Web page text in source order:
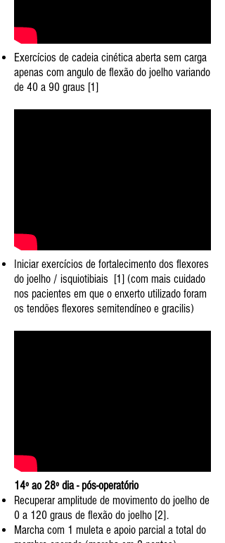
Exercícios de cadeia cinética aberta sem carga
apenas com angulo de flexão do joelho variando
de 40 a 90 graus ​[1]
Iniciar exercícios de fortalecimento dos flexores
do joelho / isquiotibiais​ [1] (com mais cuidado
nos pacientes em que o enxerto utilizado foram
os tendões flexores semitendíneo e gracilis)​
14º ao 28º dia - pós-operatório
Recuperar amplitude de movimento do joelho de
0 a 120 graus de flexão do joelho [2].
Marcha com 1 muleta e apoio parcial a total do